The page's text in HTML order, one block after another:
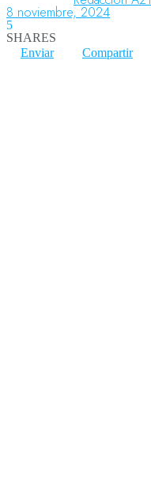
Aeropuertos
8 noviembre, 2024
5
SHARES
Enviar
Compartir